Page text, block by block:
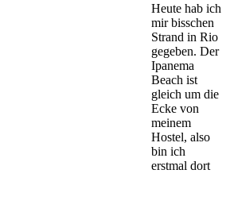
Heute hab ich
mir bisschen
Strand in Rio
gegeben. Der
Ipanema
Beach ist
gleich um die
Ecke von
meinem
Hostel, also
bin ich
erstmal dort